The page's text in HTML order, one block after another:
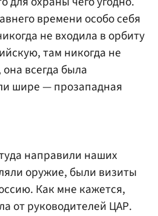
времени особо себя
не входила в орбиту
там никогда не
всегда была
шире — прозападная
направили наших
оружие, были визиты
Как мне кажется,
от руководителей ЦАР.